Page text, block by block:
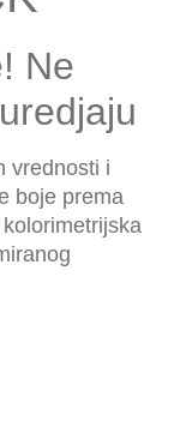
Ne
vrednosti i
boje prema